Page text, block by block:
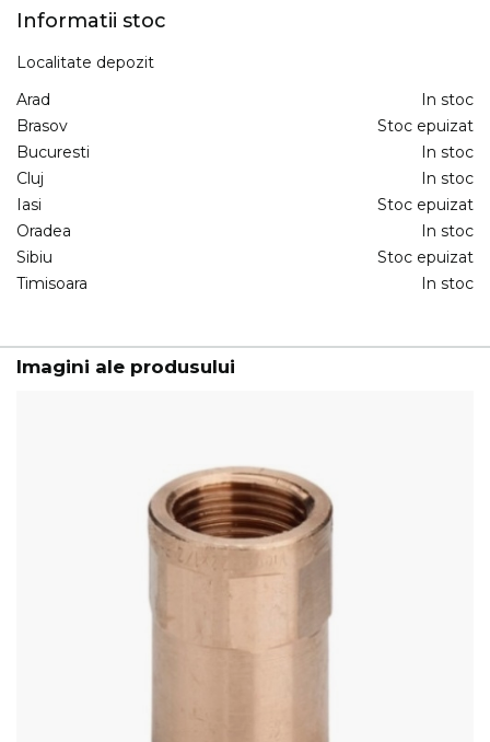
Informatii stoc
Localitate depozit
Arad
In stoc
Brasov
Stoc epuizat
Bucuresti
In stoc
Cluj
In stoc
Iasi
Stoc epuizat
Oradea
In stoc
Sibiu
Stoc epuizat
Timisoara
In stoc
Imagini ale produsului